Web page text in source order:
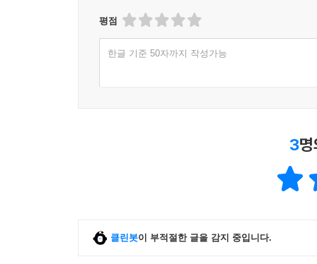
평점
한글 기준 50자까지 작성가능
3
클린봇이 부적절한 글을 감지 중입니다.